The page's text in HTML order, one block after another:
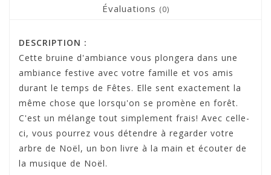
Évaluations (0)
DESCRIPTION :
Cette bruine d'ambiance vous plongera dans une
ambiance festive avec votre famille et vos amis
durant le temps de Fêtes. Elle sent exactement la
même chose que lorsqu'on se promène en forêt.
C'est un mélange tout simplement frais! Avec celle-
ci, vous pourrez vous détendre à regarder votre
arbre de Noël, un bon livre à la main et écouter de
la musique de Noël.